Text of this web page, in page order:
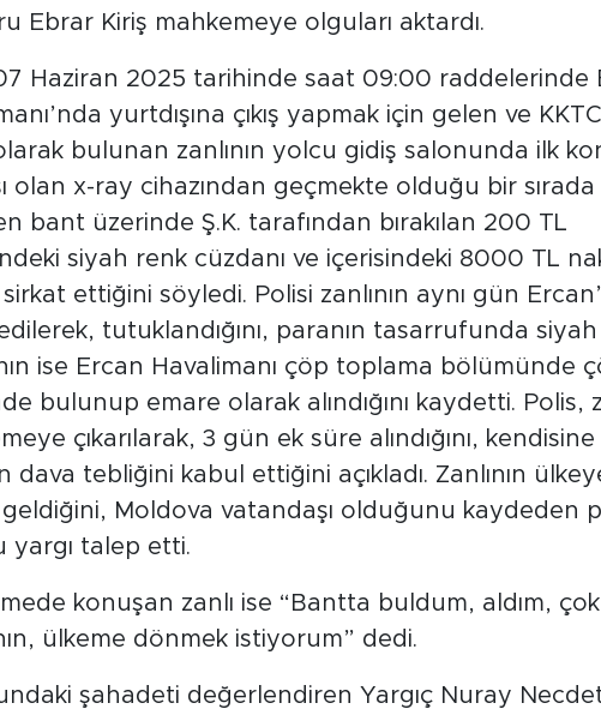
Ebrar Kiriş mahkemeye olguları aktardı.
Haziran 2025 tarihinde saat 09:00 raddelerinde
yurtdışına çıkış yapmak için gelen ve
bulunan zanlının yolcu gidiş salonunda ilk
olan x-ray cihazından geçmekte olduğu bir sırada
bant üzerinde Ş.K. tarafından bırakılan 200 TL
siyah renk cüzdanı ve içerisindeki 8000 TL
sirkat ettiğini söyledi. Polisi zanlının aynı gün
tutuklandığını, paranın tasarrufunda
ise Ercan Havalimanı çöp toplama bölümünde
bulunup emare olarak alındığını kaydetti. Polis,
çıkarılarak, 3 gün ek süre alındığını, kendisine
dava tebliğini kabul ettiğini açıkladı. Zanlının
Moldova vatandaşı olduğunu kaydeden
yargı talep etti.
konuşan zanlı ise “Bantta buldum, aldım, çok
ülkeme dönmek istiyorum” dedi.
şahadeti değerlendiren Yargıç Nuray